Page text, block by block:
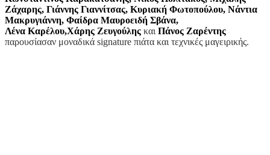
Ζάχαρης, Γιάννης Γιαννίτσας, Κυριακή Φωτοπούλου, Νάντια
Μακρυγιάννη, Φαίδρα Μαυροειδή Σβάνα,
Λένα Καρέλου,Χάρης Ζευγούλης καιΠάνος Ζαρέντης
παρουσίασαν μοναδικά signature πιάτα και τεχνικές μαγειρικής.